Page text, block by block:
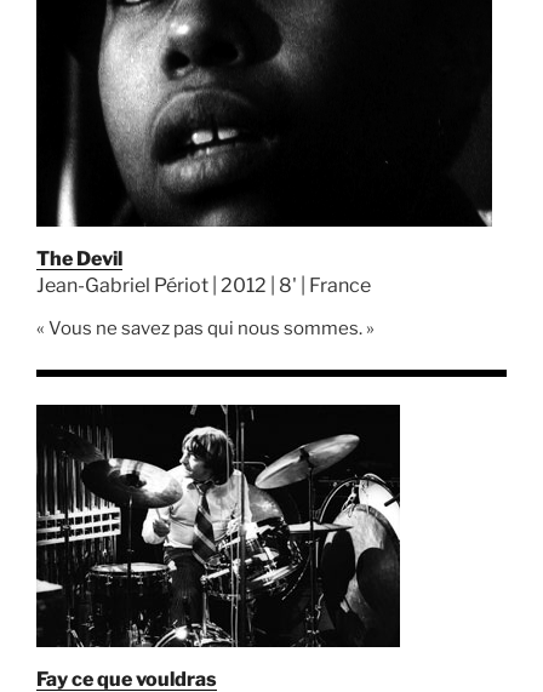
The Devil
Jean-Gabriel Périot | 2012 | 8' | France
« Vous ne savez pas qui nous sommes. »
Fay ce que vouldras